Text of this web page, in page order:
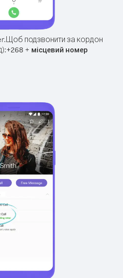
Щоб подзвонити за кордон
+268 + місцевий номер